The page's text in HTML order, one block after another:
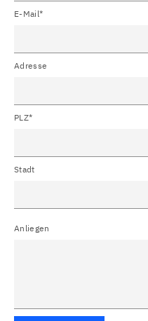
E-Mail*
Adresse
PLZ*
Stadt
Anliegen